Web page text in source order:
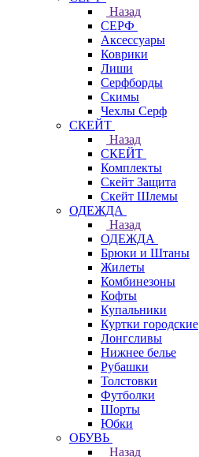
Назад
СЕРФ
Аксессуары
Коврики
Лиши
Серфборды
Скимы
Чехлы Cерф
СКЕЙТ
Назад
СКЕЙТ
Комплекты
Скейт Защита
Скейт Шлемы
ОДЕЖДА
Назад
ОДЕЖДА
Брюки и Штаны
Жилеты
Комбинезоны
Кофты
Купальники
Куртки городские
Лонгсливы
Нижнее белье
Рубашки
Толстовки
Футболки
Шорты
Юбки
ОБУВЬ
Назад